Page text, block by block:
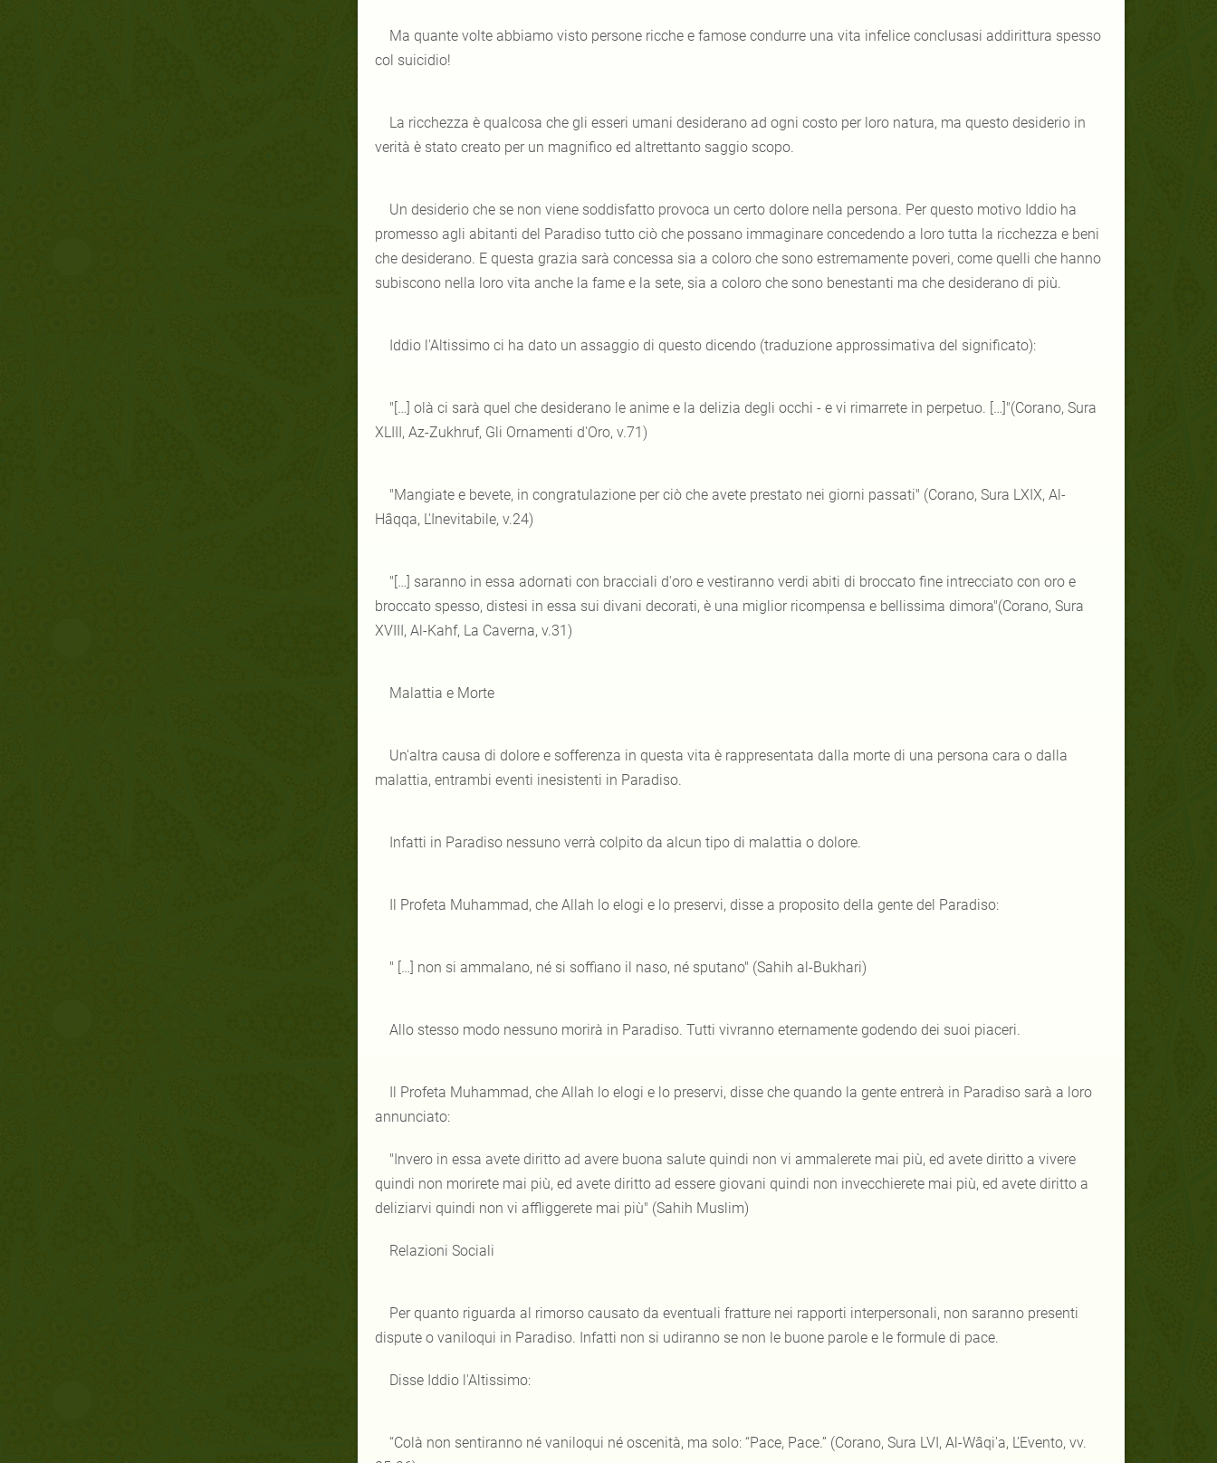
Ma quante volte abbiamo visto persone ricche e famose condurre una vita infelice conclusasi addirittura spesso
col suicidio!
La ricchezza è qualcosa che gli esseri umani desiderano ad ogni costo per loro natura, ma questo desiderio in
verità è stato creato per un magnifico ed altrettanto saggio scopo.
Un desiderio che se non viene soddisfatto provoca un certo dolore nella persona. Per questo motivo Iddio ha
promesso agli abitanti del Paradiso tutto ciò che possano immaginare concedendo a loro tutta la ricchezza e beni
che desiderano. E questa grazia sarà concessa sia a coloro che sono estremamente poveri, come quelli che hanno
subiscono nella loro vita anche la fame e la sete, sia a coloro che sono benestanti ma che desiderano di più.
Iddio l'Altissimo ci ha dato un assaggio di questo dicendo (traduzione approssimativa del significato):
"[…] olà ci sarà quel che desiderano le anime e la delizia degli occhi - e vi rimarrete in perpetuo. […]"(Corano, Sura
XLIII, Az-Zukhruf, Gli Ornamenti d'Oro, v.71)
"Mangiate e bevete, in congratulazione per ciò che avete prestato nei giorni passati" (Corano, Sura LXIX, Al-
Hâqqa, L'Inevitabile, v.24)
"[…] saranno in essa adornati con bracciali d'oro e vestiranno verdi abiti di broccato fine intrecciato con oro e
broccato spesso, distesi in essa sui divani decorati, è una miglior ricompensa e bellissima dimora"(Corano, Sura
XVIII, Al-Kahf, La Caverna, v.31)
Malattia e Morte
Un'altra causa di dolore e sofferenza in questa vita è rappresentata dalla morte di una persona cara o dalla
malattia, entrambi eventi inesistenti in Paradiso.
Infatti in Paradiso nessuno verrà colpito da alcun tipo di malattia o dolore.
Il Profeta Muhammad, che Allah lo elogi e lo preservi, disse a proposito della gente del Paradiso:
" […] non si ammalano, né si soffiano il naso, né sputano" (Sahih al-Bukhari)
Allo stesso modo nessuno morirà in Paradiso. Tutti vivranno eternamente godendo dei suoi piaceri.
Il Profeta Muhammad, che Allah lo elogi e lo preservi, disse che quando la gente entrerà in Paradiso sarà a loro
annunciato:
"Invero in essa avete diritto ad avere buona salute quindi non vi ammalerete mai più, ed avete diritto a vivere
quindi non morirete mai più, ed avete diritto ad essere giovani quindi non invecchierete mai più, ed avete diritto a
deliziarvi quindi non vi affliggerete mai più" (Sahih Muslim)
Relazioni Sociali
Per quanto riguarda al rimorso causato da eventuali fratture nei rapporti interpersonali, non saranno presenti
dispute o vaniloqui in Paradiso. Infatti non si udiranno se non le buone parole e le formule di pace.
Disse Iddio l'Altissimo:
“Colà non sentiranno né vaniloqui né oscenità, ma solo: “Pace, Pace.” (Corano, Sura LVI, Al-Wâqi'a, L'Evento, vv.